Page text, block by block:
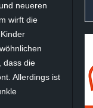
neueren
wirft die
dass die
Allerdings ist